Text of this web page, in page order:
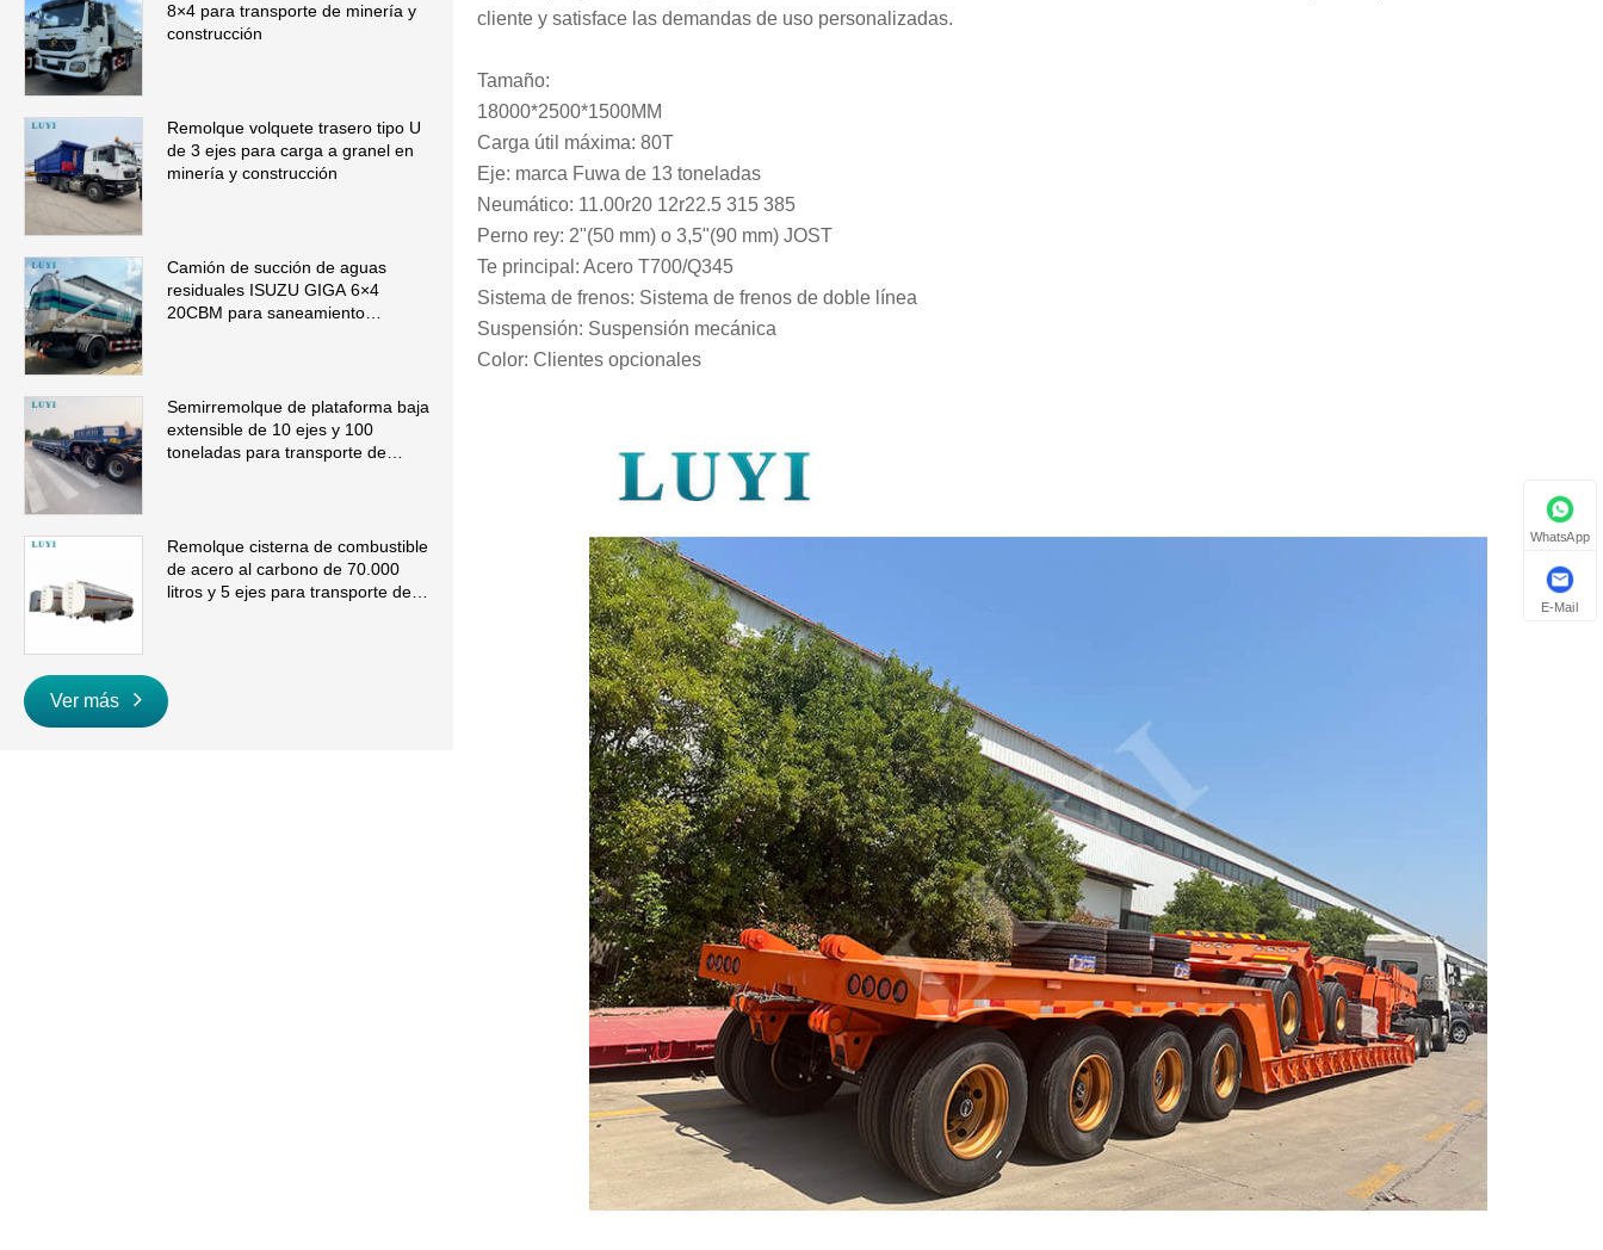
8×4 para transporte de minería y
construcción
Remolque volquete trasero tipo U
de 3 ejes para carga a granel en
minería y construcción
Camión de succión de aguas
residuales ISUZU GIGA 6×4
20CBM para saneamiento
Semirremolque de plataforma baja
extensible de 10 ejes y 100
toneladas para transporte de
Remolque cisterna de combustible
de acero al carbono de 70.000
litros y 5 ejes para transporte de
Ver más
cliente y satisface las demandas de uso personalizadas.
Tamaño:
18000*2500*1500MM
Carga útil máxima: 80T
Eje: marca Fuwa de 13 toneladas
Neumático: 11.00r20 12r22.5 315 385
Perno rey: 2"(50 mm) o 3,5"(90 mm) JOST
Te principal: Acero T700/Q345
Sistema de frenos: Sistema de frenos de doble línea
Suspensión: Suspensión mecánica
Color: Clientes opcionales
WhatsApp
E-Mail